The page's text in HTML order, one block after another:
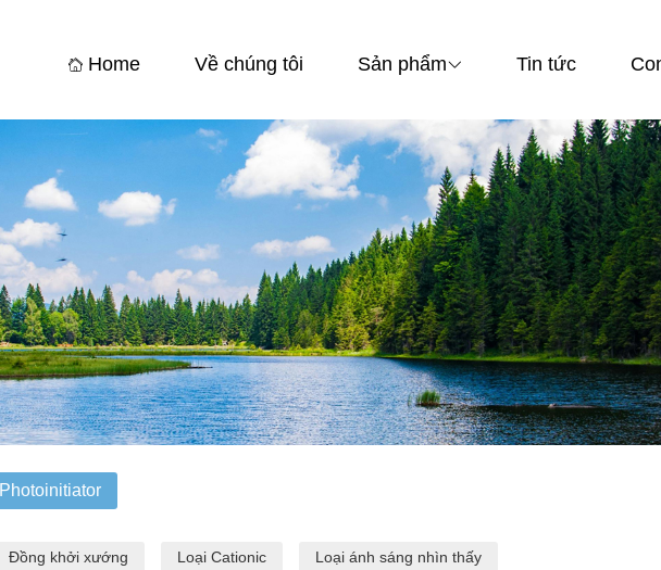
Home Về chúng tôi Sản phẩm Tin tức
Photoinitiator
Đồng khởi xướng Loại Cationic Loại ánh sáng nhìn thấy